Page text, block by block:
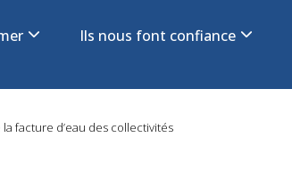
Ils nous font confiance
facture d’eau des collectivités